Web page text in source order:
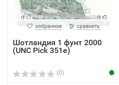
избранное сравнить
Шотландия 1 фунт 2000
(UNC Pick 351e)
(0)